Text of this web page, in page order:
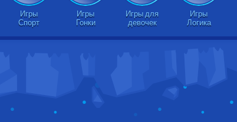
Игры
Спорт
Игры
Гонки
Игры для
девочек
Игры
Логика